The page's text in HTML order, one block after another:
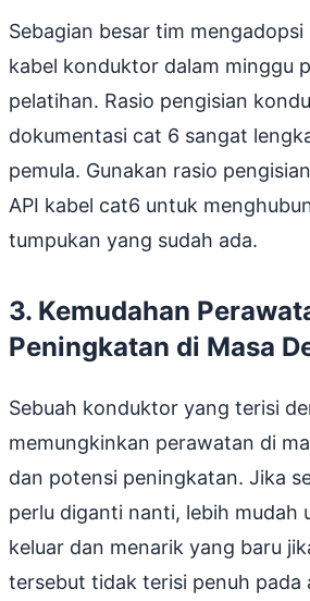
Sebagian besar tim mengadopsi
kabel konduktor dalam minggu
pelatihan. Rasio pengisian
dokumentasi cat 6 sangat
pemula. Gunakan rasio
API kabel cat6 untuk
tumpukan yang sudah ada.
3. Kemudahan
Peningkatan di Masa
Sebuah konduktor yang terisi
memungkinkan perawatan di
dan potensi peningkatan. Jika
perlu diganti nanti, lebih mudah
keluar dan menarik yang baru
tersebut tidak terisi penuh pada